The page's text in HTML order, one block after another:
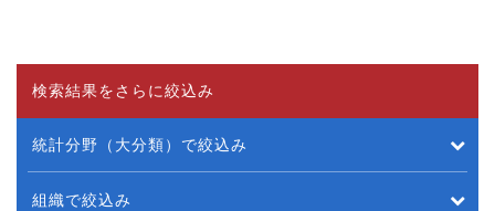
検索結果をさらに絞込み
統計分野（大分類）で絞込み
組織で絞込み